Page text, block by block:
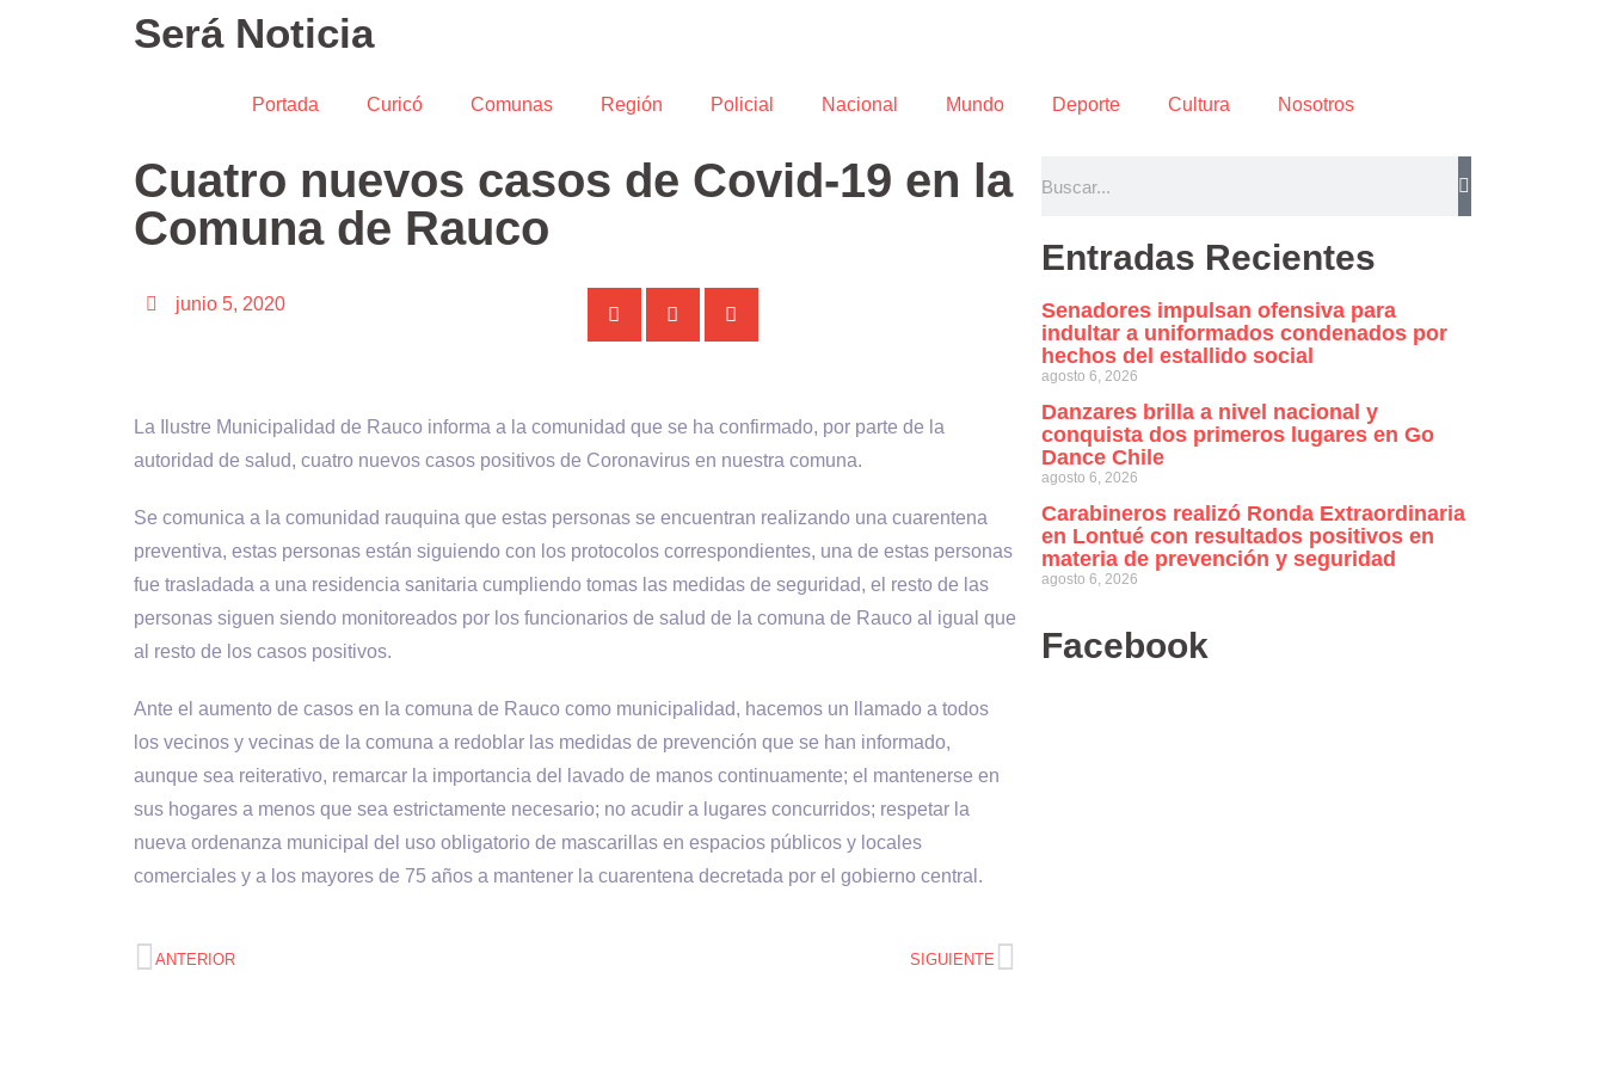
Será Noticia
Portada Curicó Comunas Región Policial Nacional Mundo Deporte Cultura Nosotros
Cuatro nuevos casos de Covid-19 en la
Comuna de Rauco
junio 5, 2020
La Ilustre Municipalidad de Rauco informa a la comunidad que se ha confirmado, por parte de la
autoridad de salud, cuatro nuevos casos positivos de Coronavirus en nuestra comuna.
Se comunica a la comunidad rauquina que estas personas se encuentran realizando una cuarentena
preventiva, estas personas están siguiendo con los protocolos correspondientes, una de estas personas
fue trasladada a una residencia sanitaria cumpliendo tomas las medidas de seguridad, el resto de las
personas siguen siendo monitoreados por los funcionarios de salud de la comuna de Rauco al igual que
al resto de los casos positivos.
Ante el aumento de casos en la comuna de Rauco como municipalidad, hacemos un llamado a todos
los vecinos y vecinas de la comuna a redoblar las medidas de prevención que se han informado,
aunque sea reiterativo, remarcar la importancia del lavado de manos continuamente; el mantenerse en
sus hogares a menos que sea estrictamente necesario; no acudir a lugares concurridos; respetar la
nueva ordenanza municipal del uso obligatorio de mascarillas en espacios públicos y locales
comerciales y a los mayores de 75 años a mantener la cuarentena decretada por el gobierno central.
ANTERIOR SIGUIENTE
Entradas Recientes
Senadores impulsan ofensiva para
indultar a uniformados condenados por
hechos del estallido social
agosto 6, 2026
Danzares brilla a nivel nacional y
conquista dos primeros lugares en Go
Dance Chile
agosto 6, 2026
Carabineros realizó Ronda Extraordinaria
en Lontué con resultados positivos en
materia de prevención y seguridad
agosto 6, 2026
Facebook